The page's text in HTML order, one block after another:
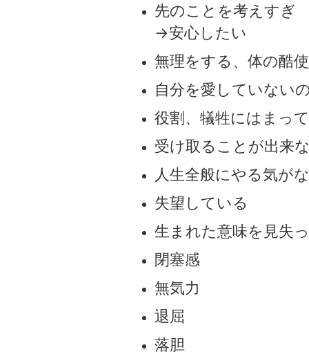
先のことを考えすぎ
→安心したい
無理をする、体の酷使
自分を愛していない
役割、犠牲にはまっ
受け取ることが出来
人生全般にやる気が
失望している
生まれた意味を見失
閉塞感
無気力
退屈
落胆